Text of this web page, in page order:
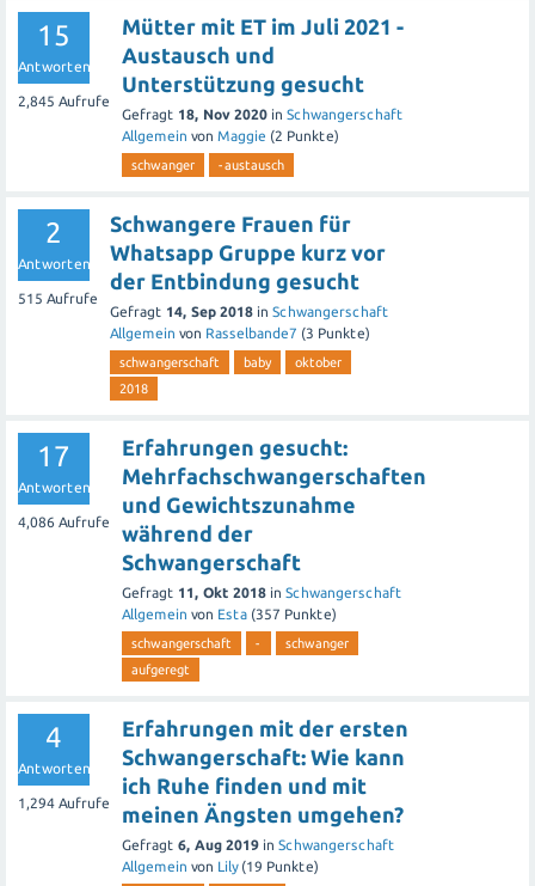
15
Antworten
2,845 Aufrufe
Mütter mit ET im Juli 2021 -
Austausch und
Unterstützung gesucht
Gefragt 18, Nov 2020 in Schwangerschaft
Allgemein von Maggie (2 Punkte)
schwanger -austausch
2
Antworten
515 Aufrufe
Schwangere Frauen für
Whatsapp Gruppe kurz vor
der Entbindung gesucht
Gefragt 14, Sep 2018 in Schwangerschaft
Allgemein von Rasselbande7 (3 Punkte)
schwangerschaft baby
oktober
2018
17
Antworten
4,086 Aufrufe
Erfahrungen gesucht:
Mehrfachschwangerschaften
und Gewichtszunahme
während der
Schwangerschaft
Gefragt 11, Okt 2018 in Schwangerschaft
Allgemein von Esta (357 Punkte)
schwangerschaft -
schwanger
aufgeregt
4
Antworten
1,294 Aufrufe
Erfahrungen mit der ersten
Schwangerschaft: Wie kann
ich Ruhe finden und mit
meinen Ängsten umgehen?
Gefragt 6, Aug 2019 in Schwangerschaft
Allgemein von Lily (19 Punkte)